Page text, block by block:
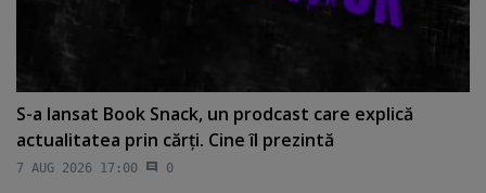
S-a lansat Book Snack, un prodcast care explică
actualitatea prin cărţi. Cine îl prezintă
7 AUG 2026 17:00 0